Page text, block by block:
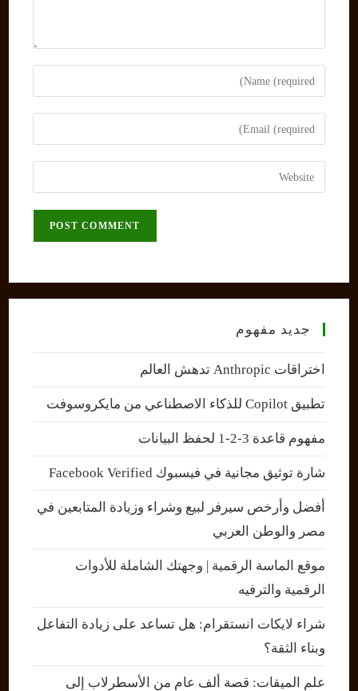
Enter
your
name
comment
Enter
your
email
address
Enter
your
جديد مفهوم
اختراقات Anthropic تدهش العالم
تطبيق Copilot للذكاء الاصطناعي من مايكروسوفت
مفهوم قاعدة 3-2-1 لحفظ البيانات
شارة توثيق مجانية في فيسبوك Facebook Verified
أفضل وأرخص سيرفر لبيع وشراء وزيادة المتابعين في
مصر والوطن العربي
موقع الماسة الرقمية | وجهتك الشاملة للأدوات
الرقمية والترفيه
شراء لايكات انستقرام: هل تساعد على زيادة التفاعل
وبناء الثقة؟
علم الميقات: قصة ألف عام من الأسطرلاب إلى